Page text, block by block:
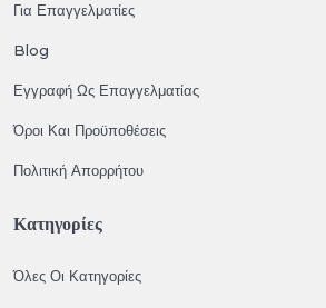
Για Επαγγελματίες
Blog
Εγγραφή Ως Επαγγελματίας
Όροι Και Προϋποθέσεις
Πολιτική Απορρήτου
Κατηγορίες
Όλες Οι Κατηγορίες